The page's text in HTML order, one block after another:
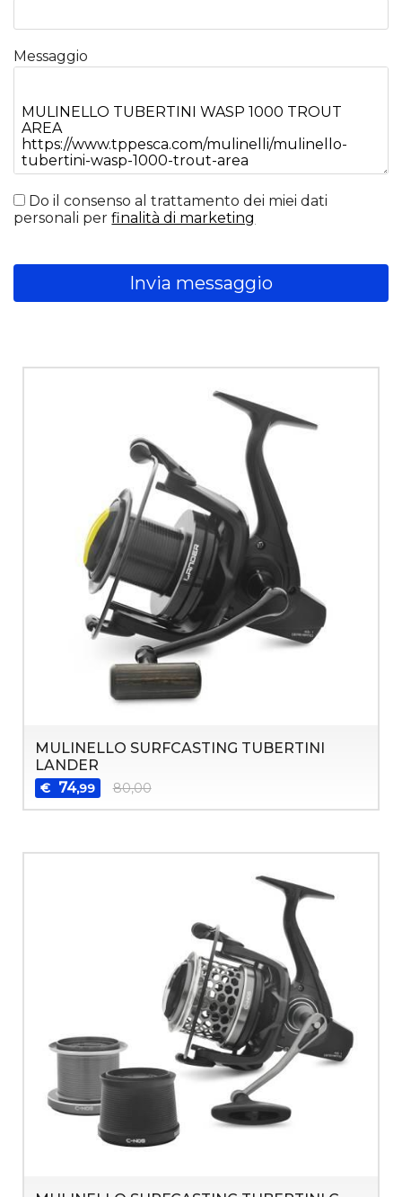
Messaggio
Do il consenso al trattamento dei miei dati
personali perfinalità di marketing
Invia messaggio
MULINELLO SURFCASTING TUBERTINI
LANDER
€ 74,99 80,00